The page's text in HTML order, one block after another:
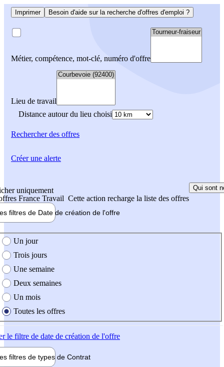
Imprimer Besoin d'aide sur la recherche d'offres d'emploi ?
Métier, compétence, mot-clé, numéro d'offre
Lieu de travail
Distance autour du lieu choisi
Rechercherdes offres
uniquement
France Travail Cette action recharge la liste des offres
Qui sont
filtres de Date de création de l'offre
création de l'offre
Un jour
Trois jours
Une semaine
Deux semaines
Un mois
Toutes les offres
le filtre de date de création de l'offre
filtres de types de Contrat
Créer une alerte